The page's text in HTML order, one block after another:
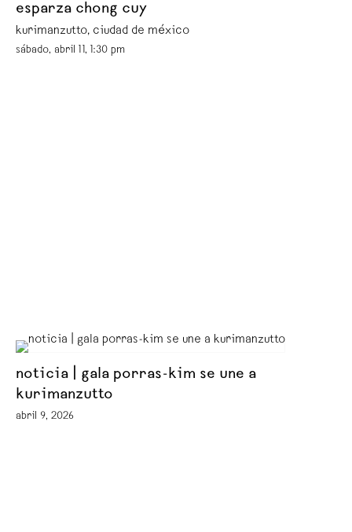
esparza chong cuy
kurimanzutto, ciudad de méxico
sábado, abril 11, 1:30 pm
noticia | gala porras-kim se une a
kurimanzutto
abril 9, 2026